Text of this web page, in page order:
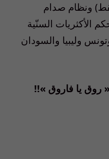
) ونظام صدام
الأكثريات السنّية
وليبيا والسودان
روق يا فاروق »!!